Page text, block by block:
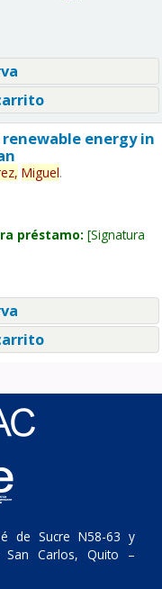
energy in
Miguel.
préstamo: Signatura
de Sucre N58-63 y
San Carlos, Quito –